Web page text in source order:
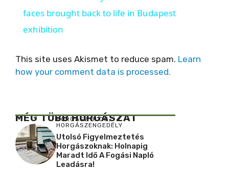
a
V
d
faces brought back to life in Budapest
exhibition
This site uses Akismet to reduce spam. Learn
how your comment data is processed.
MÉG TÖBB HORGÁSZAT
HORGÁSZ BLOG,
HORGÁSZENGEDÉLY
Utolsó Figyelmeztetés
Horgászoknak: Holnapig
Maradt Idő A Fogási Napló
Leadásra!